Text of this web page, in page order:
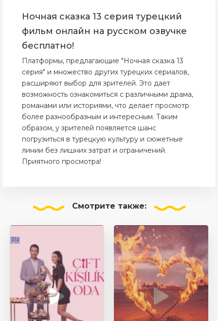
Ночная сказка 13 серия турецкий
фильм онлайн на русском озвучке
бесплатно!
Платформы, предлагающие "Ночная сказка 13
серия" и множество других турецких сериалов,
расширяют выбор для зрителей. Это дает
возможность ознакомиться с различными драма,
романами или историями, что делает просмотр
более разнообразным и интересным. Таким
образом, у зрителей появляется шанс
погрузиться в турецкую культуру и сюжетные
линии без лишних затрат и ограничений.
Приятного просмотра!
Смотрите также: